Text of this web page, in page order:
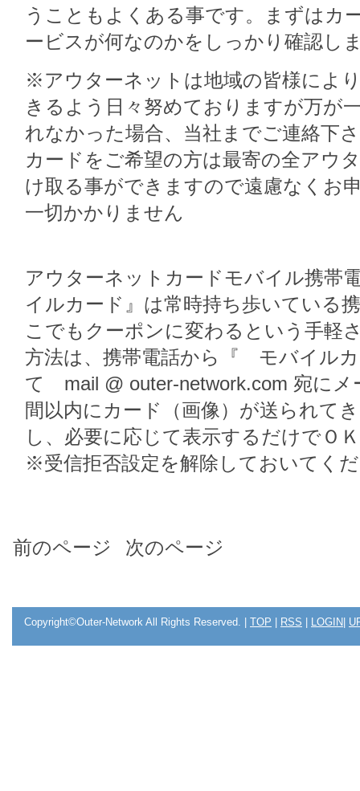
うこともよくある事です。まずはカ
ービスが何なのかをしっかり確認し
※アウターネットは地域の皆様によ
きるよう日々努めておりますが万が
れなかった場合、当社までご連絡下
カードをご希望の方は最寄の全アウ
け取る事ができますので遠慮なくお
一切かかりません
アウターネットカードモバイル携帯
イルカード』は常時持ち歩いている
こでもクーポンに変わるという手軽
方法は、携帯電話から『 モバイル
て mail @ outer-network.com 宛にメ
間以内にカード（画像）が送られて
し、必要に応じて表示するだけでＯ
※受信拒否設定を解除しておいてく
前のページ 次のページ
Copyright©Outer-Network All Rights Reserved. | TOP RSS LOGIN